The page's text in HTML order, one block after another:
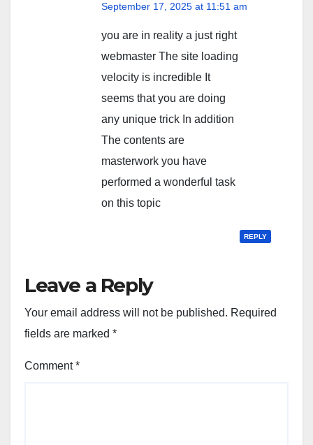
September 17, 2025 at 11:51 am
you are in reality a just right
webmaster The site loading
velocity is incredible It
seems that you are doing
any unique trick In addition
The contents are
masterwork you have
performed a wonderful task
on this topic
REPLY
Leave a Reply
Your email address will not be published. Required
fields are marked *
Comment*